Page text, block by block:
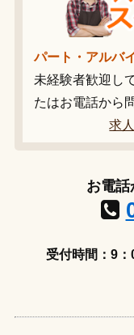
パート・アルバ
未経験者歓迎し
たはお電話から
求
お電
受付時間：9